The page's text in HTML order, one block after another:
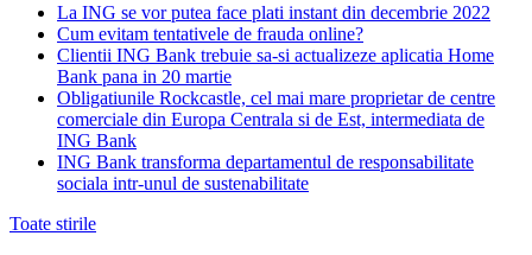
La ING se vor putea face plati instant din decembrie 2022
Cum evitam tentativele de frauda online?
Clientii ING Bank trebuie sa-si actualizeze aplicatia Home
Bank pana in 20 martie
Obligatiunile Rockcastle, cel mai mare proprietar de centre
comerciale din Europa Centrala si de Est, intermediata de
ING Bank
ING Bank transforma departamentul de responsabilitate
sociala intr-unul de sustenabilitate
Toate stirile